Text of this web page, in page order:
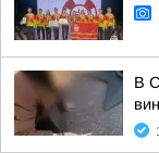
В